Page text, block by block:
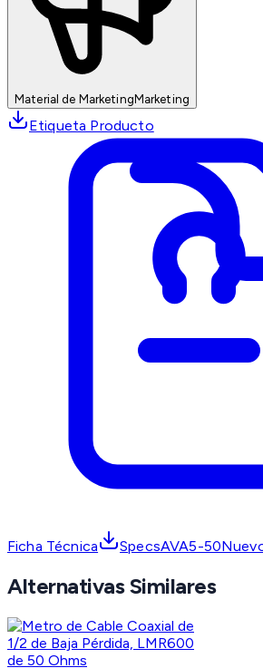
Material de MarketingMarketing
Etiqueta Producto
Ficha Técnica SpecsAVA5-
Alternativas Similares